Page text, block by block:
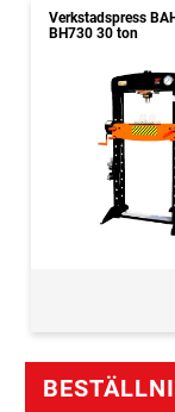
Verkstadspress
BH730 30 ton